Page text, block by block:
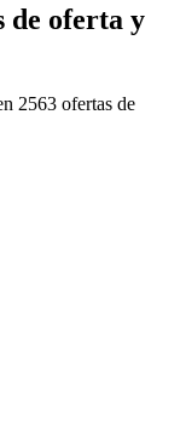
de oferta y
2563 ofertas de